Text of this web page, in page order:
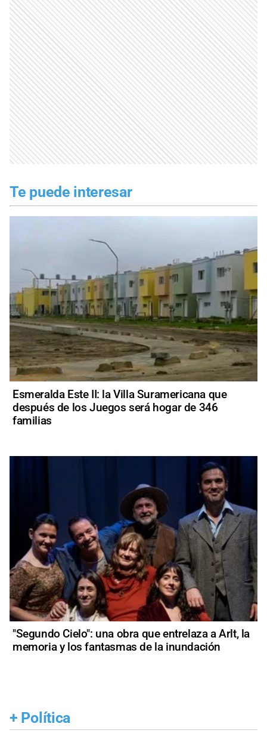
Te puede interesar
Esmeralda Este II: la Villa Suramericana que
después de los Juegos será hogar de 346
familias
"Segundo Cielo": una obra que entrelaza a Arlt, la
memoria y los fantasmas de la inundación
+ Política